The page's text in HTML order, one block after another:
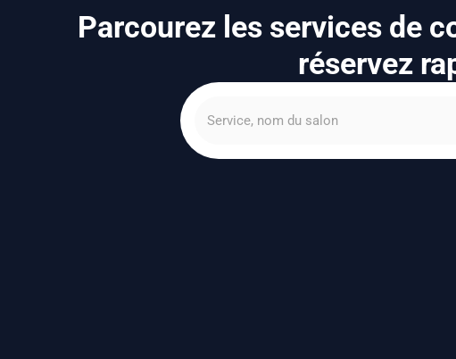
Parcourez les services de
réservez